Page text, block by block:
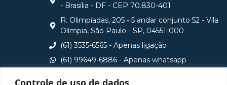
Controle de uso de dados
- Brasília - DF - CEP 70.830-401
R. Olimpíadas, 205 - 5 andar conjunto 52 - Vila
Olímpia, São Paulo - SP, 04551-000
(61) 3535-6565 - Apenas ligação
(61) 99649-6886 - Apenas whatsapp